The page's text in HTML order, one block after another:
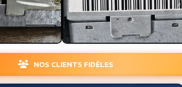
NOS CLIENTS FIDÈLES